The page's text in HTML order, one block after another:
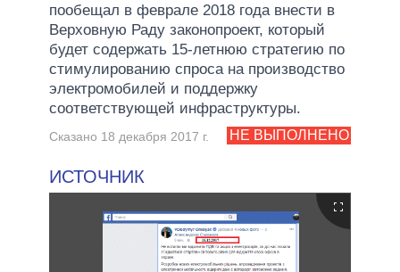
пообещал в феврале 2018 года внести в
Верховную Раду законопроект, который
будет содержать 15-летнюю стратегию по
стимулированию спроса на производство
электромобилей и поддержку
соответствующей инфраструктуры.
НЕ ВЫПОЛНЕНО
Сказано 18 декабря 2017 г.
ИСТОЧНИК